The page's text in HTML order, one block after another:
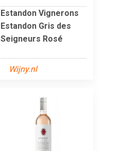
Estandon Vignerons
Estandon Gris des
Seigneurs Rosé
Wijny.nl